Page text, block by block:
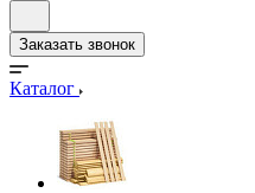
Заказать звонок
Каталог